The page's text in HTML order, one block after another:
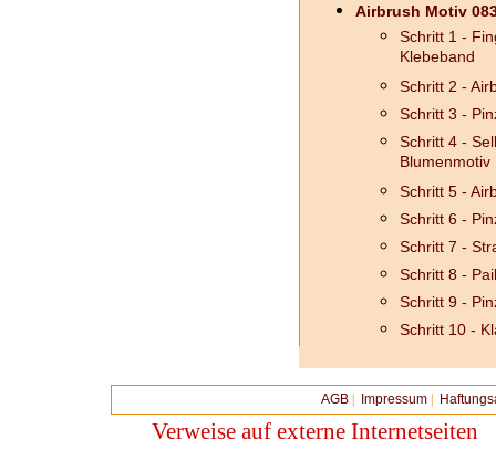
Airbrush Motiv
Schritt 1 -
Klebeband
Schritt 2 -
Schritt 3 -
Schritt 4 -
Blumenmotiv
Schritt 5 -
Schritt 6 -
Schritt 7 -
Schritt 8 -
Schritt 9 -
Schritt 10 -
AGB Impressum
Verweise auf externe Internetseiten